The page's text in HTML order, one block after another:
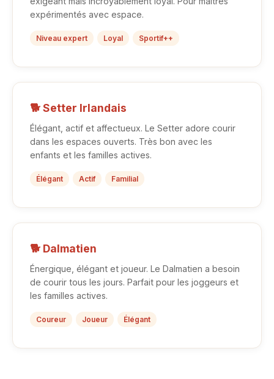
expérimentés avec espace.
Niveau expert Loyal Sportif++
🐕 Setter Irlandais
Élégant, actif et affectueux. Le Setter adore courir
dans les espaces ouverts. Très bon avec les
enfants et les familles actives.
Élégant Actif Familial
🐕 Dalmatien
Énergique, élégant et joueur. Le Dalmatien a besoin
de courir tous les jours. Parfait pour les joggeurs et
les familles actives.
Coureur Joueur Élégant